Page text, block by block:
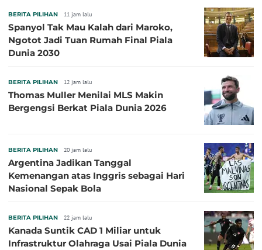
BERITA PILIHAN 11 jam lalu
Spanyol Tak Mau Kalah dari Maroko,
Ngotot Jadi Tuan Rumah Final Piala
Dunia 2030
BERITA PILIHAN 12 jam lalu
Thomas Muller Menilai MLS Makin
Bergengsi Berkat Piala Dunia 2026
BERITA PILIHAN 20 jam lalu
Argentina Jadikan Tanggal
Kemenangan atas Inggris sebagai Hari
Nasional Sepak Bola
BERITA PILIHAN 22 jam lalu
Kanada Suntik CAD 1 Miliar untuk
Infrastruktur Olahraga Usai Piala Dunia